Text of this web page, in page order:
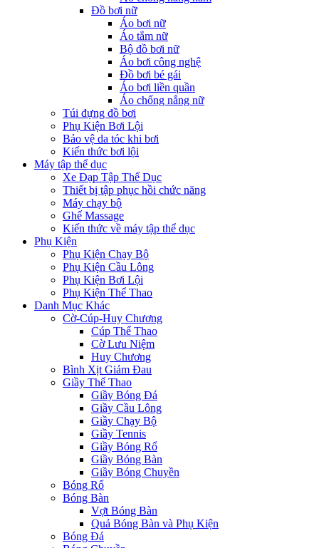
Đồ bơi nữ
Áo bơi nữ
Áo tắm nữ
Bộ đồ bơi nữ
Áo bơi công nghệ
Đồ bơi bé gái
Áo bơi liền quần
Áo chống nắng nữ
Túi đựng đồ bơi
Phụ Kiện Bơi Lội
Bảo vệ da tóc khi bơi
Kiến thức bơi lội
Máy tập thể dục
Xe Đạp Tập Thể Dục
Thiết bị tập phục hồi chức năng
Máy chạy bộ
Ghế Massage
Kiến thức về máy tập thể dục
Phụ Kiện
Phụ Kiện Chạy Bộ
Phụ Kiện Cầu Lông
Phụ Kiện Bơi Lội
Phụ Kiện Thể Thao
Danh Mục Khác
Cờ-Cúp-Huy Chương
Cúp Thể Thao
Cờ Lưu Niệm
Huy Chương
Bình Xịt Giảm Đau
Giầy Thể Thao
Giầy Bóng Đá
Giầy Cầu Lông
Giầy Chạy Bộ
Giầy Tennis
Giầy Bóng Rổ
Giầy Bóng Bàn
Giầy Bóng Chuyền
Bóng Rổ
Bóng Bàn
Vợt Bóng Bàn
Quả Bóng Bàn và Phụ Kiện
Bóng Đá